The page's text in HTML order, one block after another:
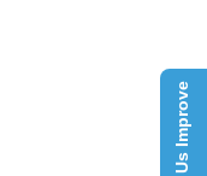
Help Us Improve